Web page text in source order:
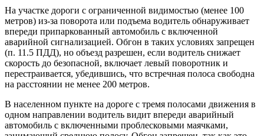
На участке дороги с ограниченной видимостью (менее 100
метров) из-за поворота или подъема водитель обнаруживает
впереди припаркованный автомобиль с включенной
аварийной сигнализацией. Обгон в таких условиях запрещен
(п. 11.5 ПДД), но объезд разрешен, если водитель снижает
скорость до безопасной, включает левый поворотник и
перестраивается, убедившись, что встречная полоса свободна
на расстоянии не менее 200 метров.
В населенном пункте на дороге с тремя полосами движения в
одном направлении водитель видит впереди аварийный
автомобиль с включенными проблесковыми маячками,